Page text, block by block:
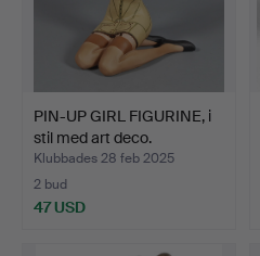
PIN-UP GIRL FIGURINE, i
stil med art deco.
Klubbades 28 feb 2025
2 bud
47 USD